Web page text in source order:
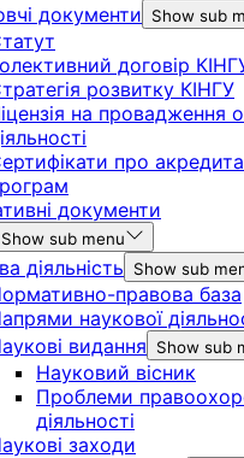
документи
Show sub
договір
розвитку КІНГУ
на провадження
про
документи
Show sub menu
діяльність Show sub
правова база
наукової
видання
Show sub
Науковий вісник
Проблеми
діяльності
заходи